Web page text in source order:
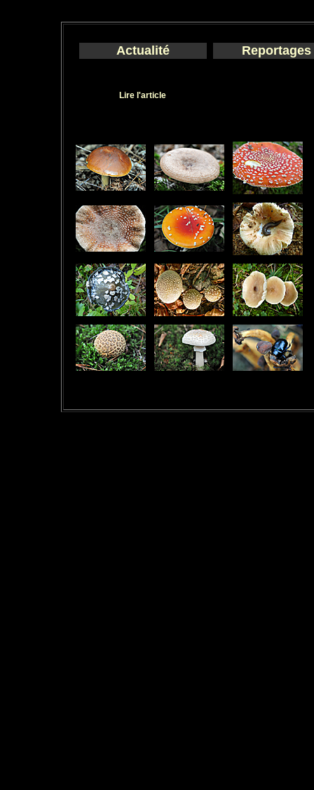
Actualité Reportages
Lire l'article